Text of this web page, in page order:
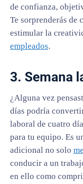
de confianza,
Te sorprenderás de
estimular la
empleados.
3. Semana
¿Alguna vez
días podría
laboral de cuatro
para tu equipo. Es
adicional no solo
conducir a un
en ello como